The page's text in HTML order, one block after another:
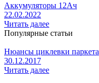
Аккумуляторы 12Ач
22.02.2022
Читать далее
Популярные статьи
Нюансы циклевки паркета
30.12.2017
Читать далее